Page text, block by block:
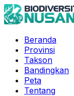
Beranda
Provinsi
Takson
Bandingkan
Peta
Tentang